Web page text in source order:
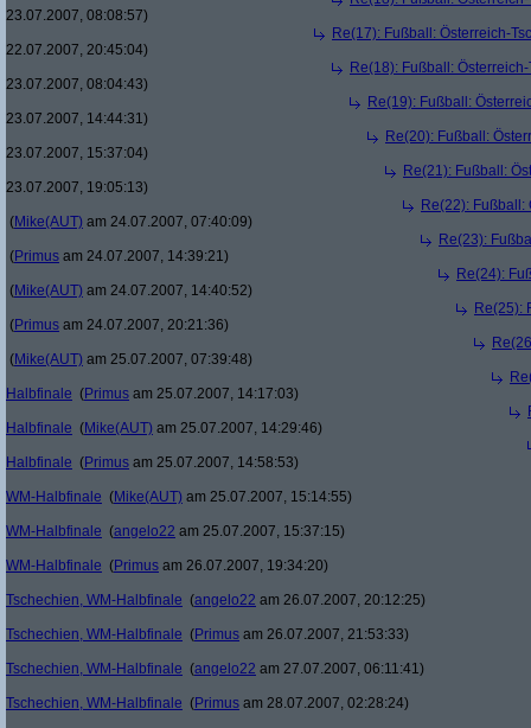
23.07.2007, 08:08:57)
Re(17): Fußball: Österreich-
22.07.2007, 20:45:04)
Re(18): Fußball:
23.07.2007, 08:04:43)
Re(19): Fußball:
23.07.2007, 14:44:31)
Re(20): Fußball:
23.07.2007, 15:37:04)
Re(21): Fußball:
23.07.2007, 19:05:13)
Re(22): Fußball:
(Mike(AUT) am 24.07.2007, 07:40:09)
Re(23):
(Primus am 24.07.2007, 14:39:21)
Re(24):
(Mike(AUT) am 24.07.2007, 14:40:52)
Re(25):
(Primus am 24.07.2007, 20:21:36)
(Mike(AUT) am 25.07.2007, 07:39:48)
Halbfinale (Primus am 25.07.2007, 14:17:03)
Halbfinale (Mike(AUT) am 25.07.2007, 14:29:46)
Halbfinale (Primus am 25.07.2007, 14:58:53)
WM-Halbfinale (Mike(AUT) am 25.07.2007, 15:14:55)
WM-Halbfinale (angelo22 am 25.07.2007, 15:37:15)
WM-Halbfinale (Primus am 26.07.2007, 19:34:20)
Tschechien, WM-Halbfinale (angelo22 am 26.07.2007, 20:12:25)
Tschechien, WM-Halbfinale (Primus am 26.07.2007, 21:53:33)
Tschechien, WM-Halbfinale (angelo22 am 27.07.2007, 06:11:41)
Tschechien, WM-Halbfinale (Primus am 28.07.2007, 02:28:24)